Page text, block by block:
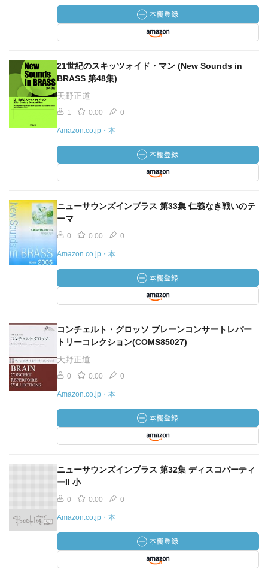
21世紀のスキッツォイド・マン (New Sounds in
BRASS 第48集)
天野正道
1 0.00 0
Amazon.co.jp・本
ニューサウンズインブラス 第33集 仁義なき戦いのテ
ーマ
0 0.00 0
Amazon.co.jp・本
コンチェルト・グロッソ ブレーンコンサートレパー
トリーコレクション(COMS85027)
天野正道
0 0.00 0
Amazon.co.jp・本
ニューサウンズインブラス 第32集 ディスコパーティ
ーII 小
0 0.00 0
Amazon.co.jp・本